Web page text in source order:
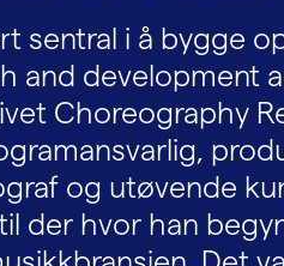
sentral i å bygge
and development
Choreography
og utøvende
der hvor han